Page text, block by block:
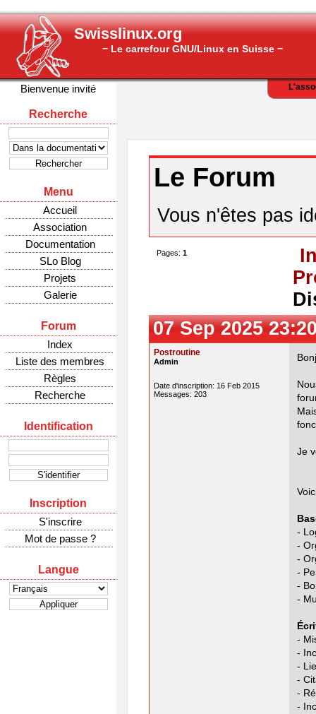
Swisslinux.org
− Le carrefour GNU/Linux en Suisse −
Bienvenue invité
Recherche
Menu
Accueil
Association
Documentation
SLo Blog
Projets
Galerie
Forum
Index
Liste des membres
Règles
Recherche
Identification
Inscription
S'inscrire
Mot de passe ?
Langue
Le Forum
Vous n'êtes pas
Pages: 1
07 Sep 2025
Postroutine
Admin
Date d'inscription: 16 Feb 2015
Messages: 203
Je
-
-
-
-
-
-
-
-
-
-
-
-